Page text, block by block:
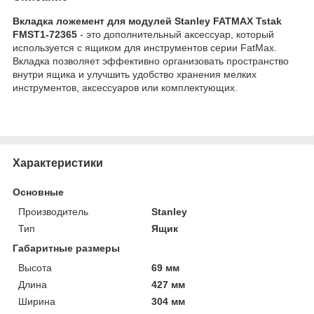
Вкладка ложемент для модулей Stanley FATMAX Tstak
FMST1-72365 - это дополнительный аксессуар, который
используется с ящиком для инструментов серии FatMax.
Вкладка позволяет эффективно организовать пространство
внутри ящика и улучшить удобство хранения мелких
инструментов, аксессуаров или комплектующих.
Характеристики
Основные
Производитель
Stanley
Тип
Ящик
Габаритные размеры
Высота
69 мм
Длина
427 мм
Ширина
304 мм